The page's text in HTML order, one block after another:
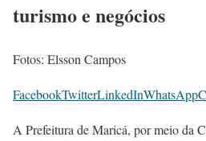
turismo e negócios
Fotos: Elsson Campos
FacebookTwitterLinkedInWhatsApp
A Prefeitura de Maricá, por meio da